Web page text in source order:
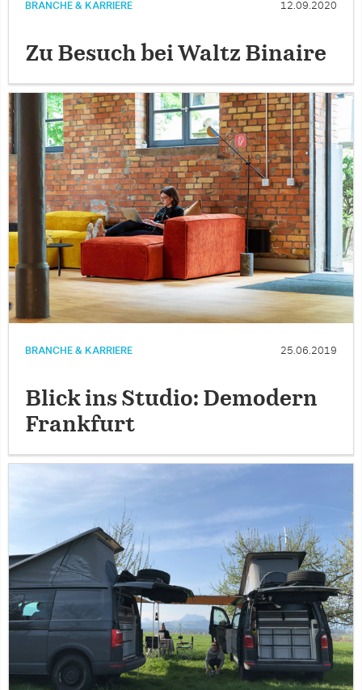
BRANCHE & KARRIERE 12.09.2020
Zu Besuch bei Waltz Binaire
BRANCHE & KARRIERE 25.06.2019
Blick ins Studio: Demodern
Frankfurt